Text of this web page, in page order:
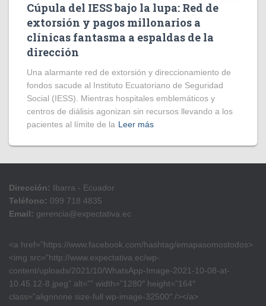
Cúpula del IESS bajo la lupa: Red de
extorsión y pagos millonarios a
clínicas fantasma a espaldas de la
dirección
​Una alarmante red de extorsión y direccionamiento de
fondos sacude al Instituto Ecuatoriano de Seguridad
Social (IESS). Mientras hospitales emblemáticos y
centros de diálisis agonizan sin recursos llevando a los
pacientes al límite de la Leer más
Dirección: Ibarra - Ecuador
Teléfono: 099 718 4835
Email: gerencia@expectativa.ec
<a href=”https://www.facebook.com/hashtag/emapasomostodos>
<img src=”http://www.expectativa.ec/wp-
content/uploads/2021/10/WhatsApp-Image-2021-10-08-at-
10.45.12-8.jpeg” alt=”” width=”1280″ height=”164″
class=”alignnone size-full wp-image-32500″ /></a>